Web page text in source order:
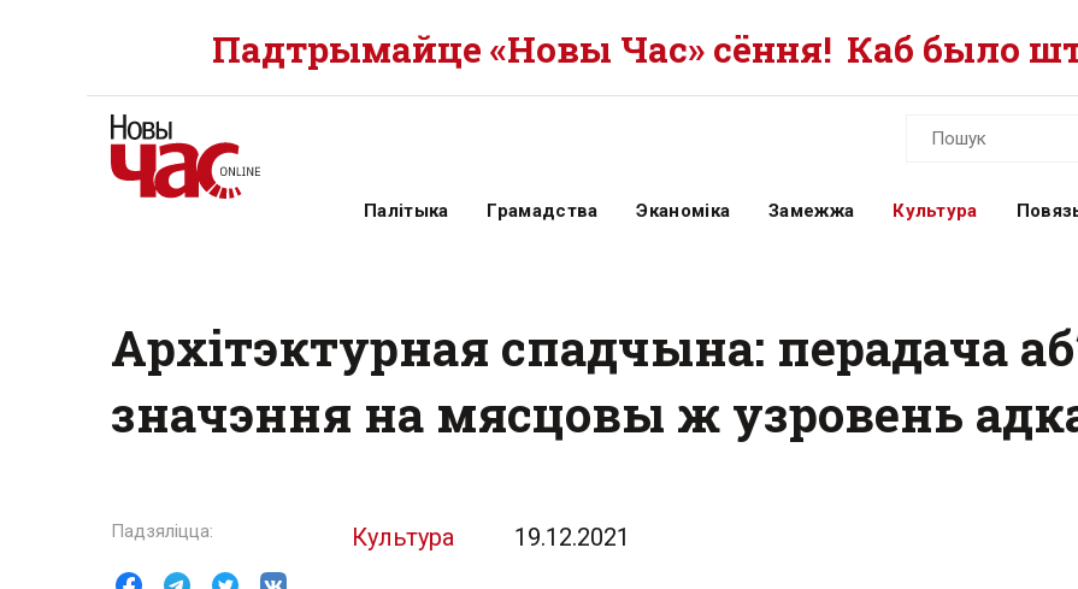
Падтрымайце «Новы Час» сёння! Каб было
Палітыка Грамадства Эканоміка Замежжа Культура
Архітэктурная спадчына: перадача
значэння на мясцовы ж узровень
Культура 19.12.2021